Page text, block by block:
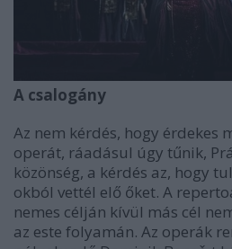
A csalogány
Az nem kérdés, hogy érdekes
operát, ráadásul úgy tűnik,
közönség, a kérdés az, hogy
okból vettél elő őket. A
nemes célján kívül más cél
az este folyamán. Az operák